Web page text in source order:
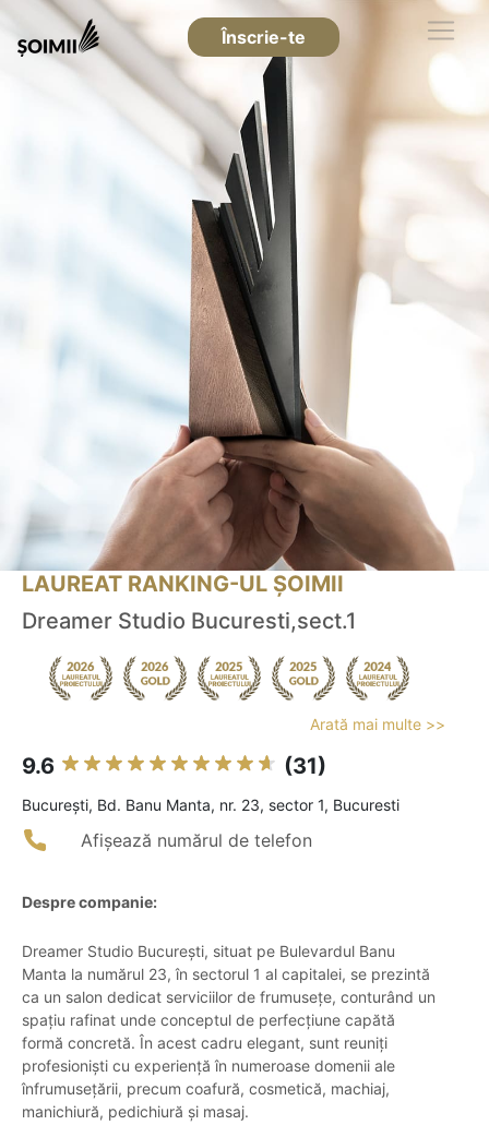
Înscrie-te
LAUREAT RANKING-UL ȘOIMII
Dreamer Studio Bucuresti,sect.1
Arată mai multe >>
9.6 (31)
Bucureşti, Bd. Banu Manta, nr. 23, sector 1, Bucuresti
Afișează numărul de telefon
Despre companie:
Dreamer Studio București, situat pe Bulevardul Banu
Manta la numărul 23, în sectorul 1 al capitalei, se prezintă
ca un salon dedicat serviciilor de frumusețe, conturând un
spațiu rafinat unde conceptul de perfecțiune capătă
formă concretă. În acest cadru elegant, sunt reuniți
profesioniști cu experiență în numeroase domenii ale
înfrumusețării, precum coafură, cosmetică, machiaj,
manichiură, pedichiură și masaj.